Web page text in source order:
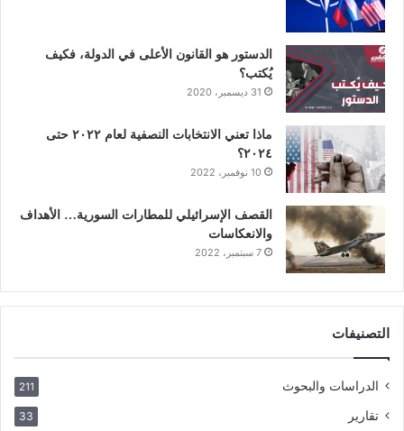
الدستور هو القانون الأعلى في الدولة، فكيف
يُكتب؟
31 ديسمبر، 2020
ماذا تعني الانتخابات النصفية لعام ٢٠٢٢ حتى
٢٠٢٤؟
10 نوفمبر، 2022
القصف الإسرائيلي للمطارات السورية… الأهداف
والانعكاسات
7 سبتمبر، 2022
التصنيفات
الدراسات والبحوث 211
تقارير 33